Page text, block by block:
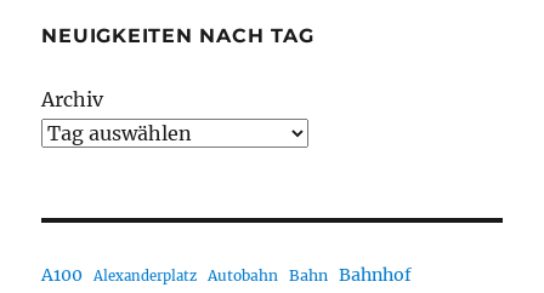
NEUIGKEITEN NACH TAG
Archiv
A100 Alexanderplatz Autobahn Bahn Bahnhof